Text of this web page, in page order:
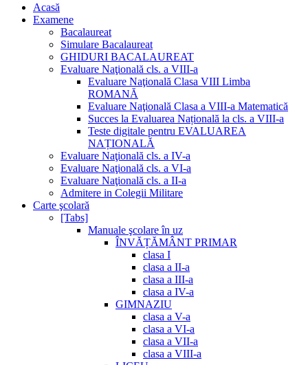
Acasă
Examene
Bacalaureat
Simulare Bacalaureat
GHIDURI BACALAUREAT
Evaluare Naţională cls. a VIII-a
Evaluare Naţională Clasa VIII Limba
ROMANĂ
Evaluare Naţională Clasa a VIII-a Matematică
Succes la Evaluarea Națională la cls. a VIII-a
Teste digitale pentru EVALUAREA
NAȚIONALĂ
Evaluare Naţională cls. a IV-a
Evaluare Naţională cls. a VI-a
Evaluare Naţională cls. a II-a
Admitere in Colegii Militare
Carte şcolară
[Tabs]
Manuale şcolare în uz
ÎNVĂȚĂMÂNT PRIMAR
clasa I
clasa a II-a
clasa a III-a
clasa a IV-a
GIMNAZIU
clasa a V-a
clasa a VI-a
clasa a VII-a
clasa a VIII-a